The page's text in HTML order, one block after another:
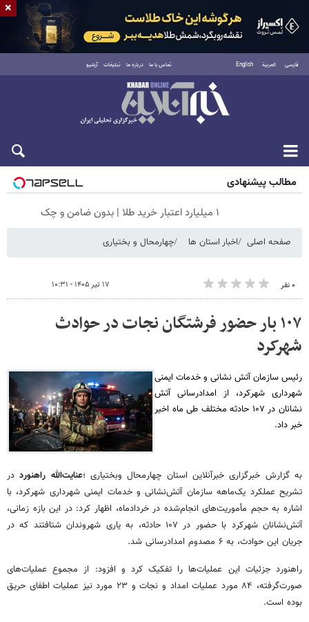
فارسی العربية English تماس با ما درباره ما تبلیغات آرشیو
شنبه ۱۷ مرداد ۱۴۰۵
مطالب پیشنهادی
۱ میلیارد اعتبار خرید طلا | بدون ضامن و چک
صفحه اصلی اخبار استان ها چهارمحال و بختیاری
۰ نفر ۱۷ تیر ۱۴۰۵ - ۱۰:۳۱
۱۰۷ بار حضور فرشتگان نجات در حوادث
شهرکرد
رئیس سازمان آتش نشانی و خدمات ایمنی
شهرداری شهرکرد، از امدادرسانی آتش
نشانان در ۱۰۷ حادثه مختلف طی ماه اخیر
خبر داد.
به گزارش خبرگزاری خبرآنلاین استان چهارمحال وبختیاری ؛عنایت‌الله راهنورد در
تشریح عملکرد یک‌ماهه سازمان آتش‌نشانی و خدمات ایمنی شهرداری شهرکرد، با
اشاره به حجم مأموریت‌های انجام‌شده در خردادماه، اظهار کرد: در این بازه زمانی،
آتش‌نشانان شهرکرد با حضور در ۱۰۷ حادثه، به یاری شهروندان شتافتند که در
جریان این حوادث، به ۶ مصدوم امدادرسانی شد.
راهنورد جزئیات این عملیات‌ها را تفکیک کرد و افزود: از مجموع عملیات‌های
صورت‌گرفته، ۸۴ مورد عملیات امداد و نجات و ۲۳ مورد نیز عملیات اطفای حریق
بوده است.
×